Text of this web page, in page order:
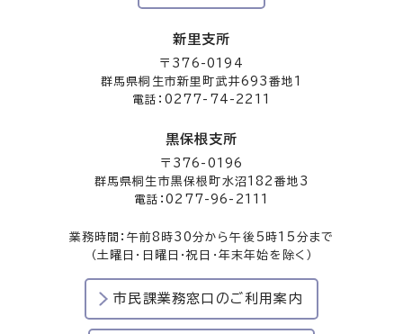
新里支所
〒376-0194
群馬県桐生市新里町武井693番地1
電話：0277-74-2211
黒保根支所
〒376-0196
群馬県桐生市黒保根町水沼182番地3
電話：0277-96-2111
業務時間：午前8時30分から午後5時15分まで
（土曜日・日曜日・祝日・年末年始を除く）
市民課業務窓口のご利用案内